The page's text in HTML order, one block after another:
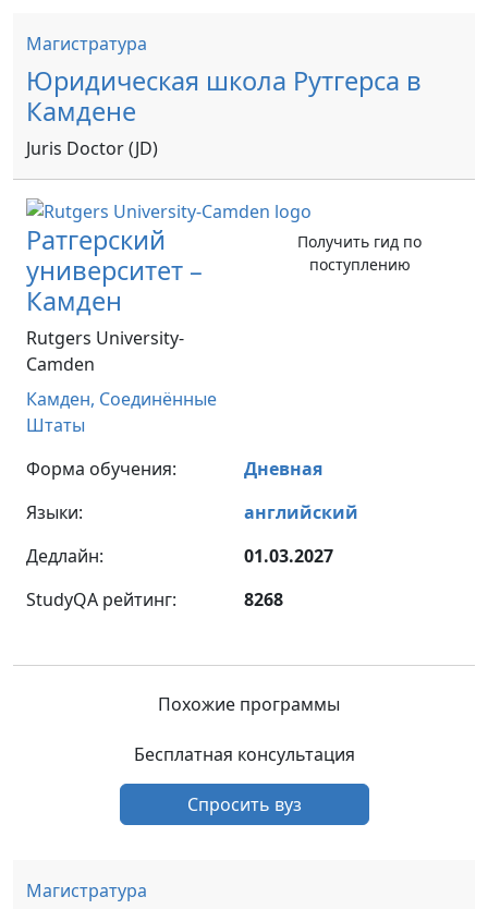
Магистратура
Юридическая школа Рутгерса в
Камдене
Juris Doctor (JD)
Ратгерский
университет –
Камден
Rutgers University-
Camden
Камден, Соединённые
Штаты
Получить гид по
поступлению
Форма обучения:
Дневная
Языки:
английский
Дедлайн:
01.03.2027
StudyQA рейтинг:
8268
Похожие программы
Бесплатная консультация
Спросить вуз
Магистратура